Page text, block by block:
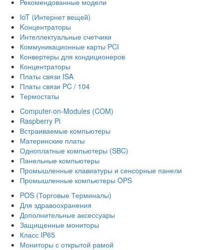
IoT (Интернет вещей)
Kонцентраторы
Интеллектуальные счетчики
Коммуникационные карты PCI
Конвертеры для кондиционеров
Концентраторы
Платы связи ISA
Платы связи PC / 104
Термостаты
Computer-on-Modules (COM)
Raspberry Pi
Встраиваемые компьютеры
Материнские платы
Одноплатные компьютеры (SBC)
Панельные компьютеры
Промышленные клавиатуры и сенсорные панели
Промышленные компьютеры OPS
POS (Торговые Терминалы)
Для здравоохранения
Дополнительные аксессуары
Защищенные мониторы
Класс IP65
Мониторы с открытой рамой